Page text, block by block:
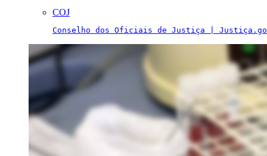
COJ
Conselho dos Oficiais de Justiça |